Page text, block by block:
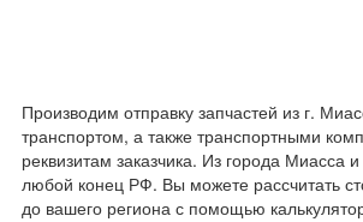
Производим отправку запчастей из г.
транспортом, а также транспортными
реквизитам заказчика. Из города Миасса
любой конец РФ. Вы можете рассчитать
до вашего региона с помощью